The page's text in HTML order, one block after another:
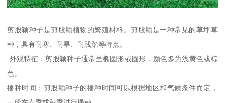
剪股颖种子是剪股颖植物的繁殖材料。剪股颖是一种常见的草坪草
种，具有耐寒、耐旱、耐践踏等特点。
外观特征：剪股颖种子通常呈椭圆形或圆形，颜色多为浅黄色或棕
色。
播种时间：剪股颖种子的播种时间可以根据地区和气候条件而定，